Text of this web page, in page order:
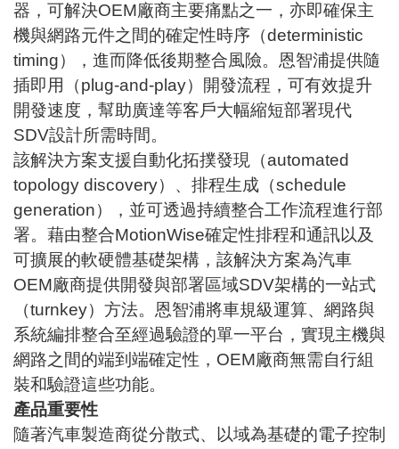
器，可解決OEM廠商主要痛點之一，亦即確保主
機與網路元件之間的確定性時序（deterministic
timing），進而降低後期整合風險。恩智浦提供隨
插即用（plug-and-play）開發流程，可有效提升
開發速度，幫助廣達等客戶大幅縮短部署現代
SDV設計所需時間。
該解決方案支援自動化拓撲發現（automated
topology discovery）、排程生成（schedule
generation），並可透過持續整合工作流程進行部
署。藉由整合MotionWise確定性排程和通訊以及
可擴展的軟硬體基礎架構，該解決方案為汽車
OEM廠商提供開發與部署區域SDV架構的一站式
（turnkey）方法。恩智浦將車規級運算、網路與
系統編排整合至經過驗證的單一平台，實現主機與
網路之間的端到端確定性，OEM廠商無需自行組
裝和驗證這些功能。
產品重要性
隨著汽車製造商從分散式、以域為基礎的電子控制